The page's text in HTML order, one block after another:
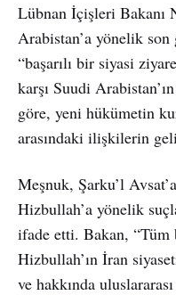
Lübnan İçişleri Bakanı
Arabistan’a yönelik
“başarılı bir siyasi
karşı Suudi
göre, yeni hükümetin
arasındaki ilişkilerin
Meşnuk, Şarku’l
Hizbullah’a yönelik
ifade etti. Bakan, “Tüm
Hizbullah’ın İran
ve hakkında